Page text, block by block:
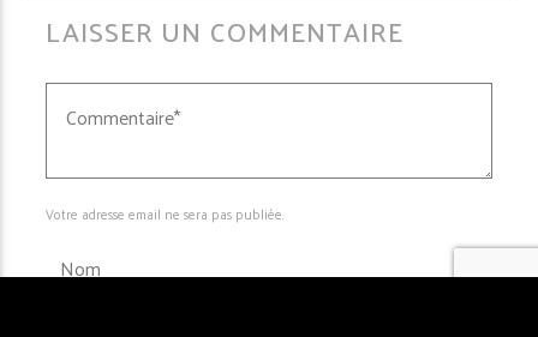
LAISSER UN COMMENTAIRE
Votre adresse email ne sera pas publiée.